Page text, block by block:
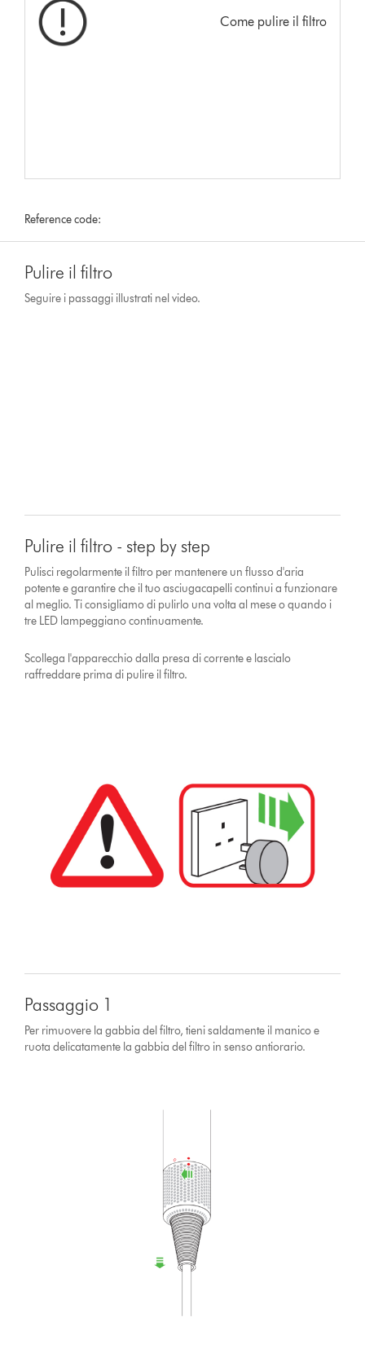
Come pulire il filtro
Reference code:
Pulire il filtro
Seguire i passaggi illustrati nel video.
Pulire il filtro - step by step
Pulisci regolarmente il filtro per mantenere un flusso d'aria
potente e garantire che il tuo asciugacapelli continui a funzionare
al meglio. Ti consigliamo di pulirlo una volta al mese o quando i
tre LED lampeggiano continuamente.
Scollega l'apparecchio dalla presa di corrente e lascialo
raffreddare prima di pulire il filtro.
Passaggio 1
Per rimuovere la gabbia del filtro, tieni saldamente il manico e
ruota delicatamente la gabbia del filtro in senso antiorario.